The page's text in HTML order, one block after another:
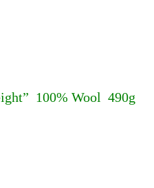
100% Wool 490g